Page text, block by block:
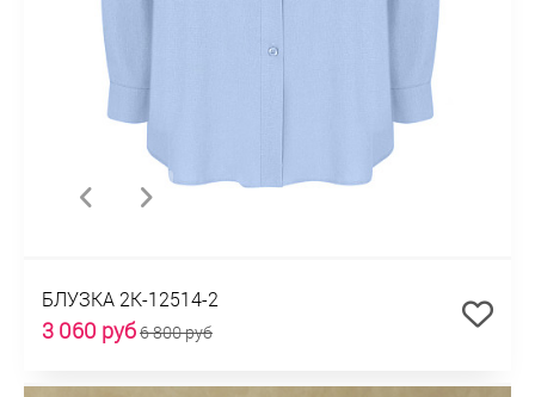
БЛУЗКА 2К-12514-2
3 060 руб6 800 руб